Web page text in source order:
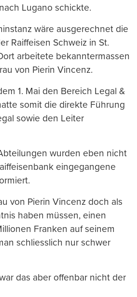
Lugano schickte.
wäre ausgerechnet die
Raiffeisen Schweiz in St.
arbeitete bekanntermassen
von Pierin Vincenz.
1. Mai den Bereich Legal &
somit die direkte Führung
sowie den Leiter
wurden eben nicht
eingegangene
von Pierin Vincenz doch als
haben müssen, einen
Franken auf seinem
schliesslich nur schwer
das aber offenbar nicht der